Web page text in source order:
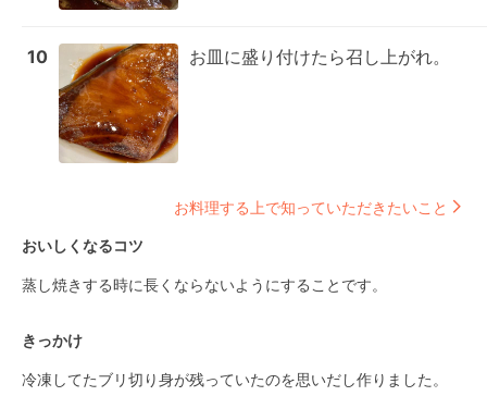
10 お皿に盛り付けたら召し上がれ。
お料理する上で知っていただきたいこと
おいしくなるコツ
蒸し焼きする時に長くならないようにすることです。
きっかけ
冷凍してたブリ切り身が残っていたのを思いだし作りました。